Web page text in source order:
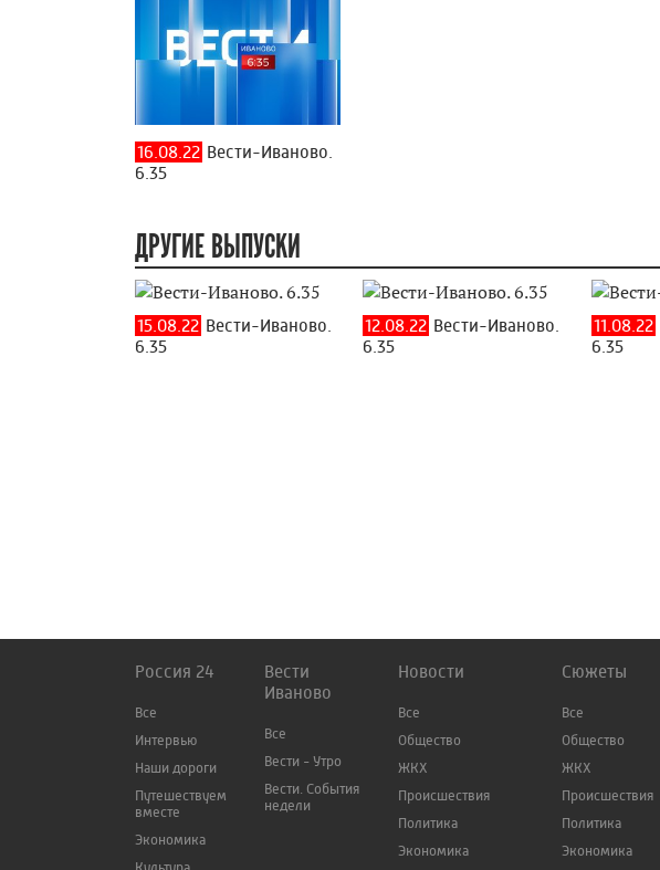
16.08.22 Вести-Иваново.
6.35
ДРУГИЕ ВЫПУСКИ
15.08.22 Вести-Иваново.
6.35
12.08.22 Вести-Иваново.
6.35
11.08.22
6.35
Россия 24
Все
Интервью
Наши дороги
Путешествуем
вместе
Экономика
Вести
Иваново
Все
Вести - Утро
Вести. События
недели
Новости
Все
Общество
ЖКХ
Происшествия
Политика
Экономика
Сюжеты
Все
Общество
ЖКХ
Происшествия
Политика
Экономика